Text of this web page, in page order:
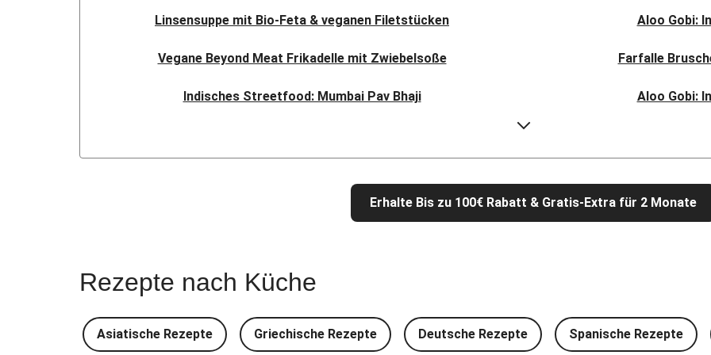
Linsensuppe mit Bio-Feta & veganen Filetstücken Aloo Gobi:
Vegane Beyond Meat Frikadelle mit Zwiebelsoße Farfalle
Indisches Streetfood: Mumbai Pav Bhaji Aloo Gobi:
Doppelte vegane Beyond Meat Frikadelle Buttrige
Camembert En Croûte mit Kartoffeln und Salat
Chana Masala mit Kichererbsen und Babyspinat Scharfe Linsensuppe
Erhalte Bis zu 100€ Rabatt & Gratis-Extra für 2 Monate
Rezepte nach Küche
Asiatische Rezepte Griechische Rezepte Deutsche Rezepte Spanische Rezepte